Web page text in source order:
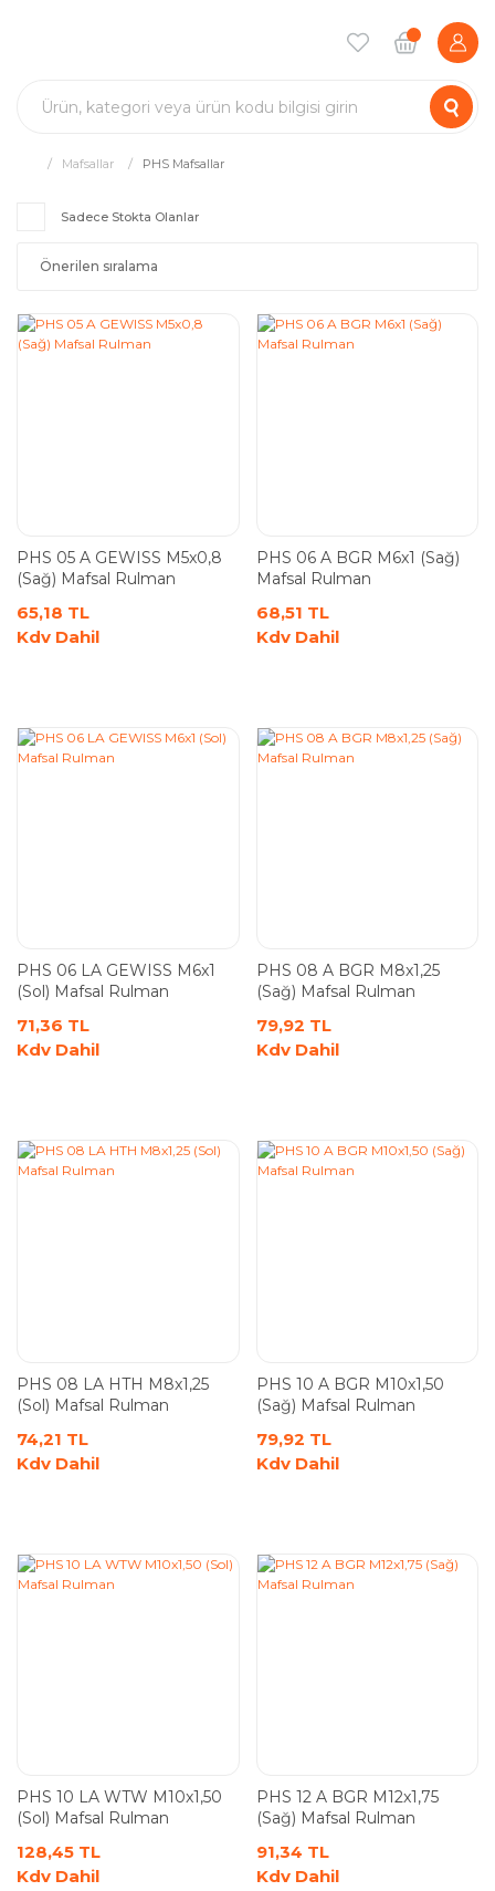
Mafsallar PHS Mafsallar
Sadece Stokta Olanlar
PHS 05 A GEWISS M5x0,8
(Sağ) Mafsal Rulman
65,18 TL
Kdv Dahil
PHS 06 A BGR M6x1 (Sağ)
Mafsal Rulman
68,51 TL
Kdv Dahil
PHS 06 LA GEWISS M6x1
(Sol) Mafsal Rulman
71,36 TL
Kdv Dahil
PHS 08 A BGR M8x1,25
(Sağ) Mafsal Rulman
79,92 TL
Kdv Dahil
PHS 08 LA HTH M8x1,25
(Sol) Mafsal Rulman
74,21 TL
Kdv Dahil
PHS 10 A BGR M10x1,50
(Sağ) Mafsal Rulman
79,92 TL
Kdv Dahil
PHS 10 LA WTW M10x1,50
(Sol) Mafsal Rulman
128,45 TL
Kdv Dahil
PHS 12 A BGR M12x1,75
(Sağ) Mafsal Rulman
91,34 TL
Kdv Dahil